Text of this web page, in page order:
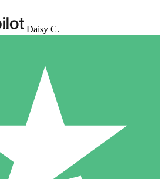
Daisy C.